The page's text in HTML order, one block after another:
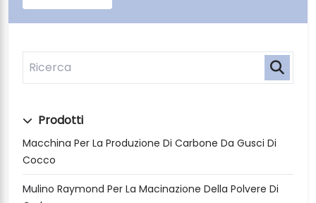
Prodotti
Macchina Per La Produzione Di Carbone Da Gusci Di
Cocco
Mulino Raymond Per La Macinazione Della Polvere Di